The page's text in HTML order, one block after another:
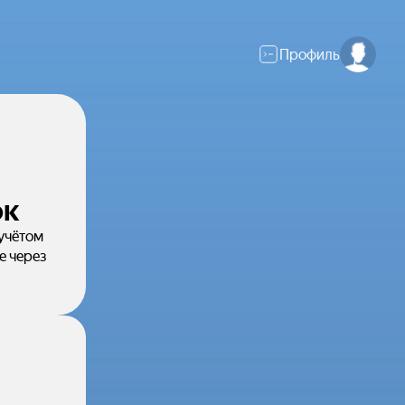
Профиль
через